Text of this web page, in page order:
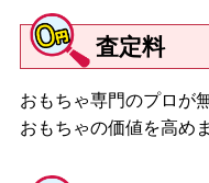
査定料
おもちゃ専門のプロが
おもちゃの価値を高め